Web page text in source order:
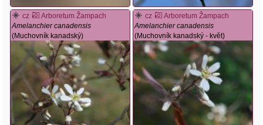
cz
Arboretum Žampach
Amelanchier canadensis
(Muchovník kanadský)
cz
Arboretum Žampach
Amelanchier canadensis
(Muchovník kanadský - květ)